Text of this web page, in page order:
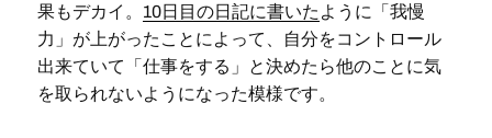
果もデカイ。 10日目の日記に書いた ように「我慢
力」が上がったことによって、自分をコントロール
出来ていて「仕事をする」と決めたら他のことに気
を取られないようになった模様です。